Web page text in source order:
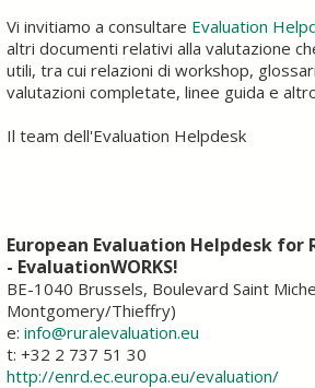
Vi invitiamo a consultare Evaluation
altri documenti relativi alla valutazione
utili, tra cui relazioni di workshop,
valutazioni completate, linee guida e
Il team dell'Evaluation Helpdesk
European Evaluation Helpdesk for
- EvaluationWORKS!
BE-1040 Brussels, Boulevard Saint
Montgomery/Thieffry)
e: info@ruralevaluation.eu
t: +32 2 737 51 30
http://enrd.ec.europa.eu/evaluation/